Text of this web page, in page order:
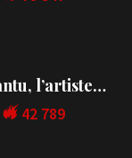
l’artiste…
42 789